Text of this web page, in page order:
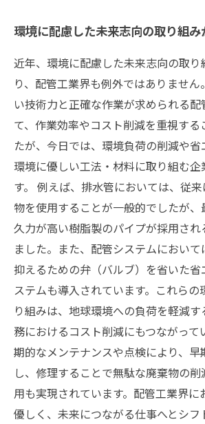
環境に配慮した未来志向の取り組み
近年、環境に配慮した未来志向の取り
り、配管工業界も例外ではありませ
い技術力と正確な作業が求められる
て、作業効率やコスト削減を重視する
たが、今日では、環境負荷の削減や省
環境に優しい工法・材料に取り組む企
す。 例えば、排水管においては、従
物を使用することが一般的でしたが
久力が高い樹脂製のパイプが採用され
ました。また、配管システムにおい
抑えるための弁（バルブ）を省いた
ステムも導入されています。これらの
り組みは、地球環境への負荷を軽減
務におけるコスト削減にもつながって
期的なメンテナンスや点検により、
し、修理することで無駄な廃棄物の
用も実現されています。配管工業界に
優しく、未来につながる仕事へとシフ